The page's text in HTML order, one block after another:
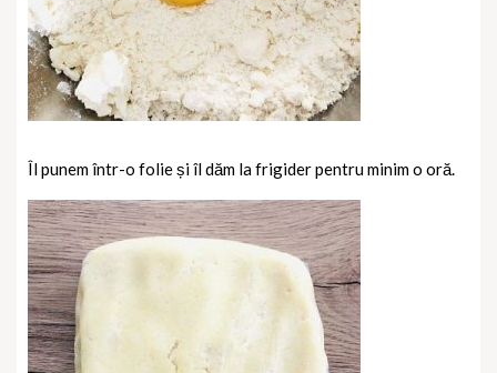
Îl punem într-o folie și îl dăm la frigider pentru minim o oră.